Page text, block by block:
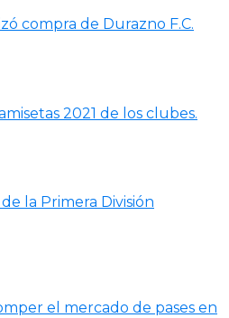
compra de Durazno F.C.
2021 de los clubes.
la Primera División
el mercado de pases en